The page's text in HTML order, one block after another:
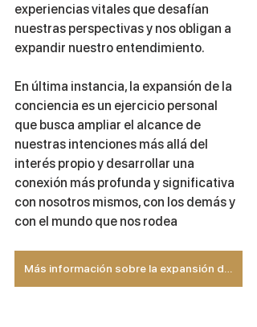
experiencias vitales que desafían
nuestras perspectivas y nos obligan a
expandir nuestro entendimiento.
En última instancia, la expansión de la
conciencia es un ejercicio personal
que busca ampliar el alcance de
nuestras intenciones más allá del
interés propio y desarrollar una
conexión más profunda y significativa
con nosotros mismos, con los demás y
con el mundo que nos rodea